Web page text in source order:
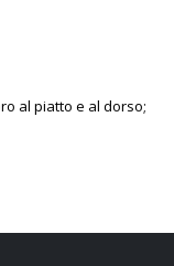
al piatto e al dorso;